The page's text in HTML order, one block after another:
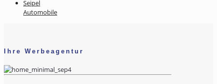
Seipel
Automobile
Ihre Werbeagentur